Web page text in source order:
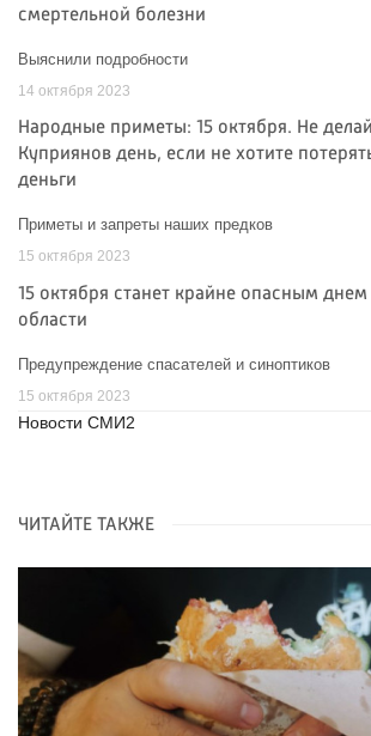
смертельной болезни
Выяснили подробности
14 октября 2023
Народные приметы: 15 октября. Не
Куприянов день, если не хотите
деньги
Приметы и запреты наших предков
15 октября 2023
15 октября станет крайне опасным
области
Предупреждение спасателей и синоптиков
15 октября 2023
Новости СМИ2
ЧИТАЙТЕ ТАКЖЕ